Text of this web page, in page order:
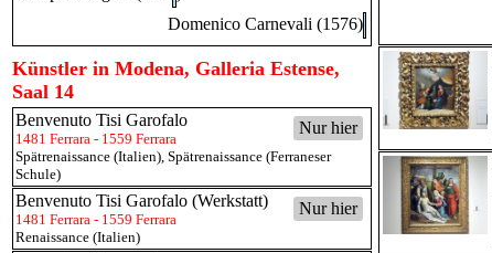
Domenico Carnevali (1576)
Künstler in Modena, Galleria Estense,
Saal 14
Nur hier
Benvenuto Tisi Garofalo
1481 Ferrara - 1559 Ferrara
Spätrenaissance (Italien), Spätrenaissance (Ferraneser
Schule)
Nur hier
Benvenuto Tisi Garofalo (Werkstatt)
1481 Ferrara - 1559 Ferrara
Renaissance (Italien)